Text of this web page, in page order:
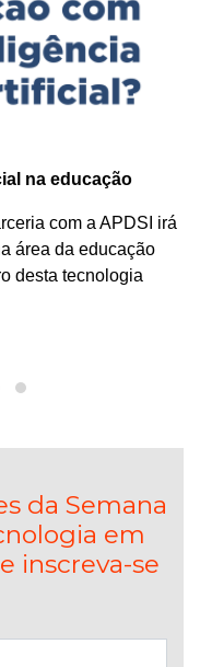
na educação
com a APDSI irá
área da educação
desta tecnologia
da Semana
em
inscreva-se